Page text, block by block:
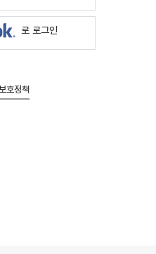
로 로그인
호정책